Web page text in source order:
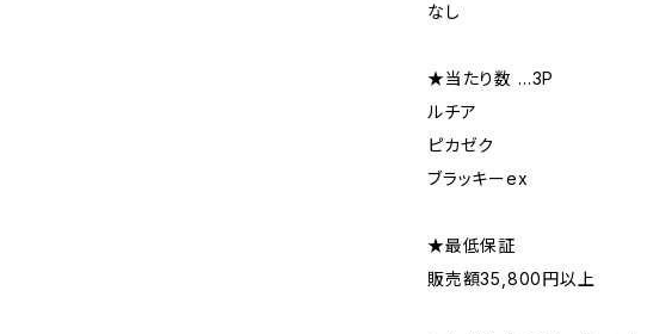
なし
★当たり数 …3P
ルチア
ピカゼク
ブラッキーex
★最低保証
販売額35,800円以上